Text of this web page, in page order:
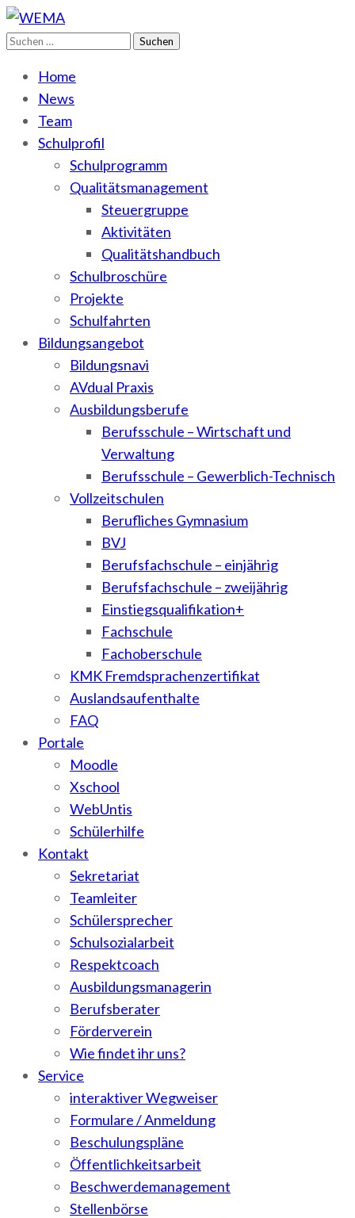
WEMA
BbS I des Salzlandkreises
Suchen
Home
News
Team
Schulprofil
Schulprogramm
Qualitätsmanagement
Steuergruppe
Aktivitäten
Qualitätshandbuch
Schulbroschüre
Projekte
Schulfahrten
Bildungsangebot
Bildungsnavi
AVdual Praxis
Ausbildungsberufe
Berufsschule – Wirtschaft und
Verwaltung
Berufsschule – Gewerblich-Technisch
Vollzeitschulen
Berufliches Gymnasium
BVJ
Berufsfachschule – einjährig
Berufsfachschule – zweijährig
Einstiegsqualifikation+
Fachschule
Fachoberschule
KMK Fremdsprachenzertifikat
Auslandsaufenthalte
FAQ
Portale
Moodle
Xschool
WebUntis
Schülerhilfe
Kontakt
Sekretariat
Teamleiter
Schülersprecher
Schulsozialarbeit
Respektcoach
Ausbildungsmanagerin
Berufsberater
Förderverein
Wie findet ihr uns?
Service
interaktiver Wegweiser
Formulare / Anmeldung
Beschulungspläne
Öffentlichkeitsarbeit
Beschwerdemanagement
Stellenbörse